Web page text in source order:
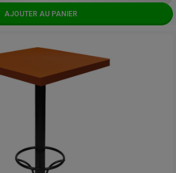
AJOUTER AU PANIER